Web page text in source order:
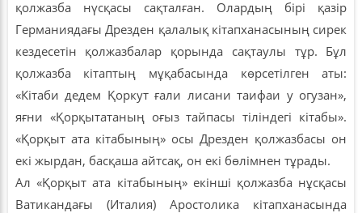
қолжазба нүсқасы сақталған. Олардың бірі қазір
Германиядағы Дрезден қалалық кітапханасының сирек
кездесетін қолжазбалар қорында сақтаулы тұр. Бұл
қолжазба кітаптың мұқабасында көрсетілген аты:
«Кітаби дедем Қоркут ғали лисани таифаи у огузан»,
яғни «Қорқытатаның оғыз тайпасы тіліндегі кітабы».
«Қорқыт ата кітабының» осы Дрезден қолжазбасы он
екі жырдан, басқаша айтсақ, он екі бөлімнен тұрады.
Ал «Қорқыт ата кітабының» екінші қолжазба нұсқасы
Ватикандағы (Италия) Аростолика кітапханасында